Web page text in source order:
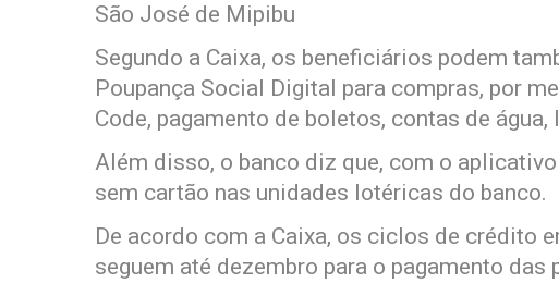
São José de Mipibu
Segundo a Caixa, os beneficiários podem
Poupança Social Digital para compras, por
Code, pagamento de boletos, contas de água,
Além disso, o banco diz que, com o aplicativo
sem cartão nas unidades lotéricas do banco.
De acordo com a Caixa, os ciclos de crédito
seguem até dezembro para o pagamento das